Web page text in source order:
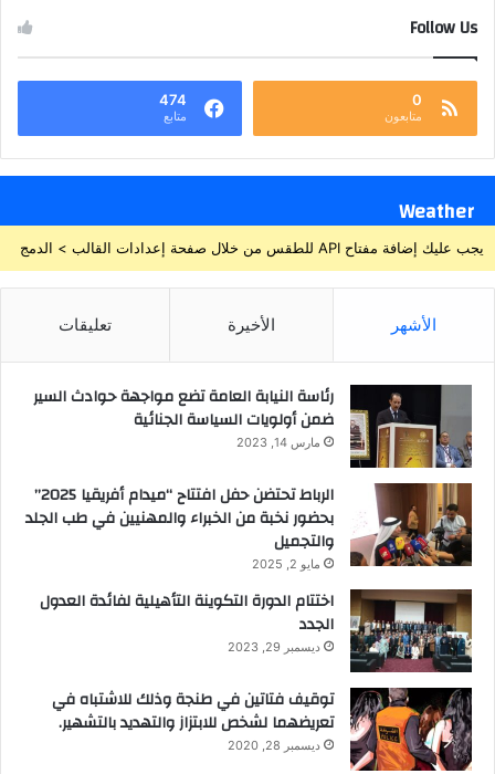
Follow Us
0
متابعون
474
متابع
Weather
يجب عليك إضافة مفتاح API للطقس من خلال صفحة إعدادات القالب > الدمج
الأشهر الأخيرة تعليقات
رئاسة النيابة العامة تضع مواجهة حوادث السير
ضمن أولويات السياسة الجنائية
مارس 14, 2023
الرباط تحتضن حفل افتتاح “ميدام أفريقيا 2025”
بحضور نخبة من الخبراء والمهنيين في طب الجلد
والتجميل
مايو 2, 2025
اختتام الدورة التكوينة التأهيلية لفائدة العدول
الجدد
ديسمبر 29, 2023
توقيف فتاتين في طنجة وذلك للاشتباه في
تعريضهما لشخص للابتزاز والتهديد بالتشهير.
ديسمبر 28, 2020